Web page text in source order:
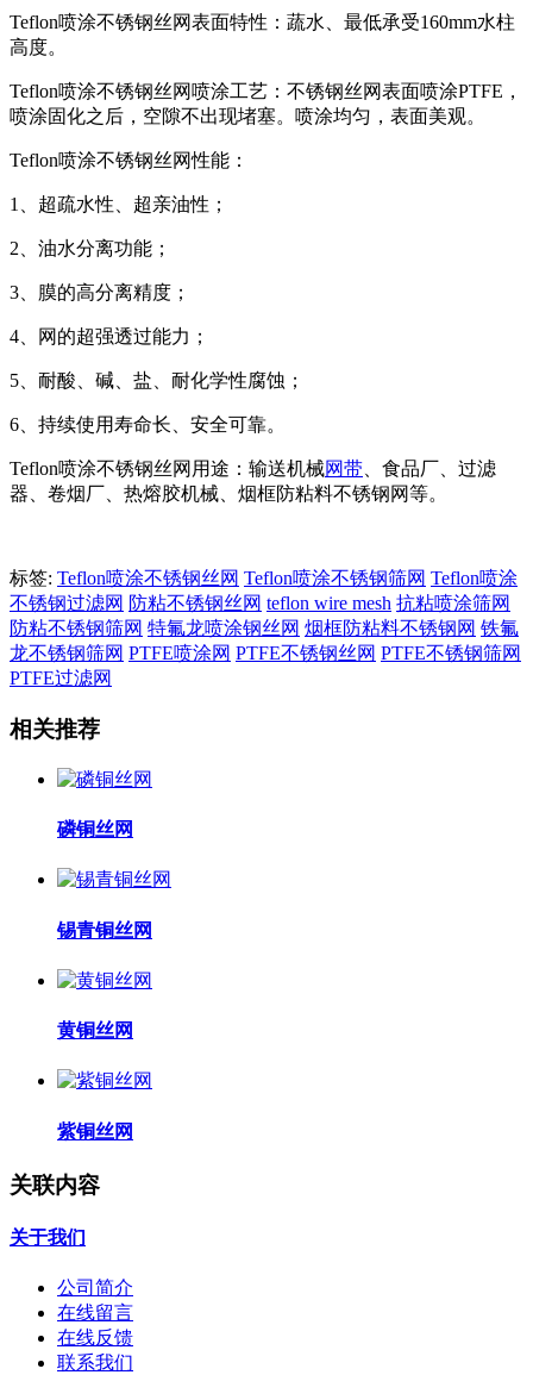
Teflon喷涂不锈钢丝网表面特性：蔬水、最低承受160mm水柱
高度。
Teflon喷涂不锈钢丝网喷涂工艺：不锈钢丝网表面喷涂PTFE，
喷涂固化之后，空隙不出现堵塞。喷涂均匀，表面美观。
Teflon喷涂不锈钢丝网性能：
1、超疏水性、超亲油性；
2、油水分离功能；
3、膜的高分离精度；
4、网的超强透过能力；
5、耐酸、碱、盐、耐化学性腐蚀；
6、持续使用寿命长、安全可靠。
Teflon喷涂不锈钢丝网用途：输送机械网带 、食品厂、过滤
器、卷烟厂、热熔胶机械、 烟框防粘料不锈钢网等。
标签: Teflon喷涂不锈钢丝网 Teflon喷涂不锈钢筛网 Teflon喷涂
不锈钢过滤网 防粘不锈钢丝网 teflon wire mesh 抗粘喷涂筛网
防粘不锈钢筛网 特氟龙喷涂钢丝网 烟框防粘料不锈钢网 铁氟
龙不锈钢筛网 PTFE喷涂网 PTFE不锈钢丝网 PTFE不锈钢筛网
PTFE过滤网
相关推荐
磷铜丝网
锡青铜丝网
黄铜丝网
紫铜丝网
关联内容
关于我们
公司简介
在线留言
在线反馈
联系我们